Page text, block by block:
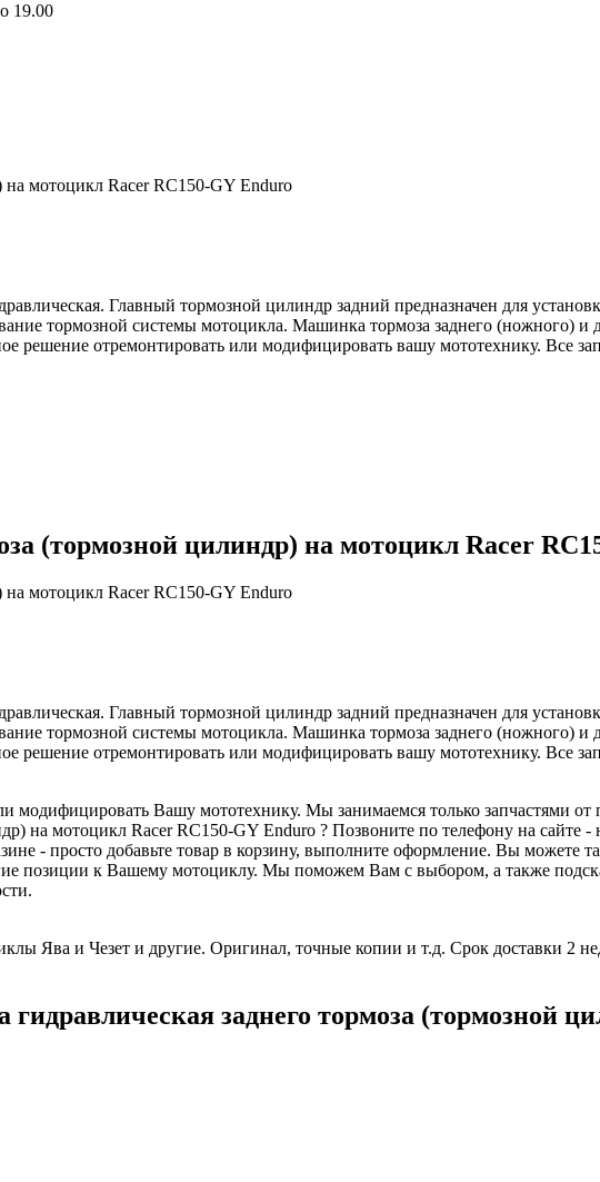
19.00
мотоцикл Racer RC150-GY Enduro
Главный тормозной цилиндр задний предназначен для
тормозной системы мотоцикла. Машинка тормоза заднего (ножного) и
решение отремонтировать или модифицировать вашу мототехнику. Все
(тормозной цилиндр) на мотоцикл Racer
мотоцикл Racer RC150-GY Enduro
Главный тормозной цилиндр задний предназначен для
тормозной системы мотоцикла. Машинка тормоза заднего (ножного) и
решение отремонтировать или модифицировать вашу мототехнику. Все
модифицировать Вашу мототехнику. Мы занимаемся только запчастями
на мотоцикл Racer RC150-GY Enduro ? Позвоните по телефону на сайте -
- просто добавьте товар в корзину, выполните оформление. Вы можете
позиции к Вашему мотоциклу. Мы поможем Вам с выбором, а также
Ява и Чезет и другие. Оригинал, точные копии и т.д. Срок доставки 2
заднего тормоза (тормозной